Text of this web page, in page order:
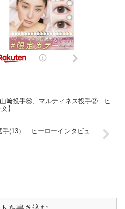
﨑投手⑥、マルティネス投手② ヒ
】
(13） ヒーローインタビュ